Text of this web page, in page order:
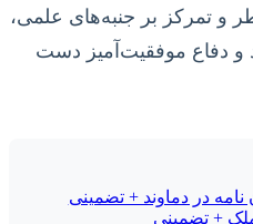
و تمرکز بر جنبه‌های علمی،
و دفاع موفقیت‌آمیز دست
نامه در دماوند + تضمینی
+ تضمینی